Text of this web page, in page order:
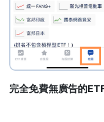
完全免費無廣告的